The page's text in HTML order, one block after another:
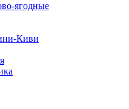
ягодные
Киви